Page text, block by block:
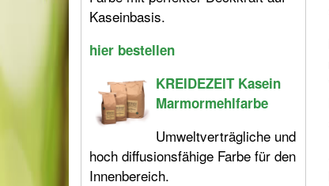
Kaseinbasis.
hier bestellen
KREIDEZEIT Kasein
Marmormehlfarbe
Umweltverträgliche und
hoch diffusionsfähige Farbe für den
Innenbereich.